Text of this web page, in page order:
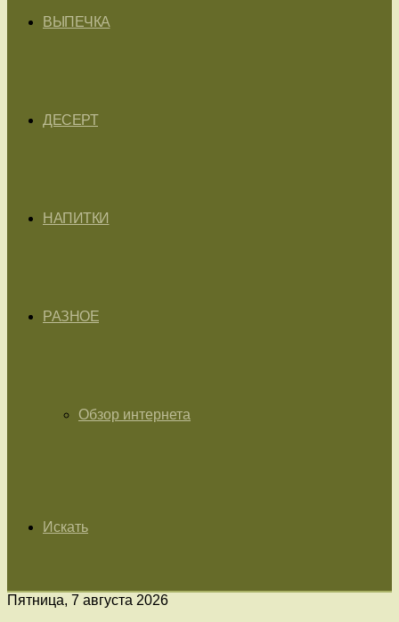
ВЫПЕЧКА
ДЕСЕРТ
НАПИТКИ
РАЗНОЕ
Обзор интернета
Искать
Пятница, 7 августа 2026